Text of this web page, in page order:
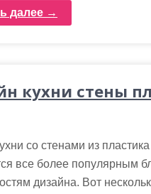
далее →
кухни стены
со стенами из
все более популярным
дизайна. Вот